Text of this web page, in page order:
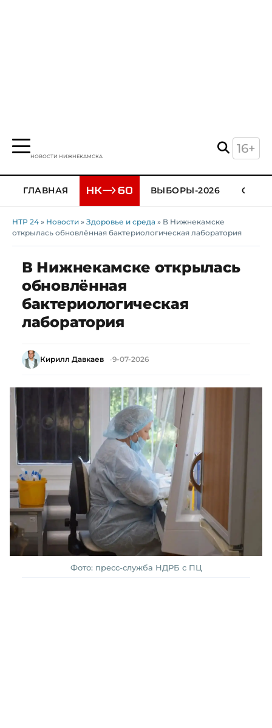
НОВОСТИ НИЖНЕКАМСКА
16+
ГЛАВНАЯ ВЫБОРЫ-2026
НТР 24 » Новости » Здоровье и среда » В Нижнекамске
открылась обновлённая бактериологическая лаборатория
В Нижнекамске открылась
обновлённая
бактериологическая
лаборатория
Кирилл Давкаев 9-07-2026
Фото: пресс-служба НДРБ с ПЦ